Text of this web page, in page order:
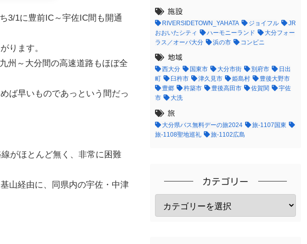
3/1に豊前IC～宇佐IC間も開通
ります。
州～大分間の高速道路もほぼ全
ば早いものであっという間だっ
がほとんど無く、非常に困難
山経由に、同県内の宇佐・中津
施設
RIVERSIDETOWN_YAHATA ジョイフル
JR
おおいたシティ
ハーモニーランド
大分フォー
ラス／オーパ大分
浜の市 コンビニ
地域
西大分 国東市 大分市街 別府市
日出
町
臼杵市 津久見市 姫島村
豊後大野市
豊郷
杵築市 豊後高田市 佐賀関
宇佐
市
大洗
旅
大分県バス無料デーの旅2024
旅-1107国東
旅-1108聖地巡礼
旅-1102広島
カテゴリー